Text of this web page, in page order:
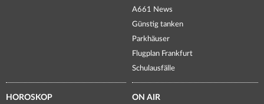
A661 News
Günstig tanken
Parkhäuser
Flugplan Frankfurt
Schulausfälle
HOROSKOP ON AIR